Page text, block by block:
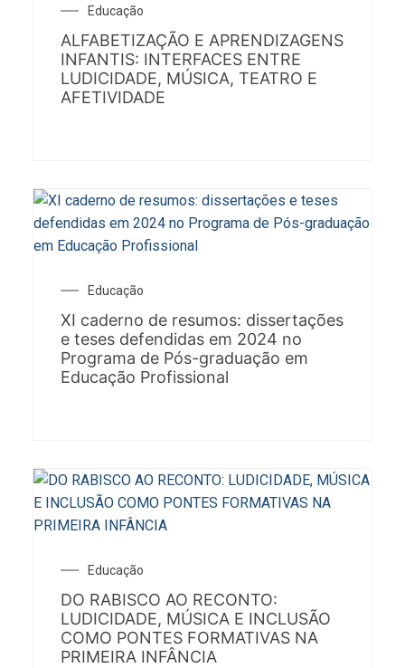
Educação
ALFABETIZAÇÃO E APRENDIZAGENS
INFANTIS: INTERFACES ENTRE
LUDICIDADE, MÚSICA, TEATRO E
AFETIVIDADE
Educação
XI caderno de resumos: dissertações
e teses defendidas em 2024 no
Programa de Pós-graduação em
Educação Profissional
Educação
DO RABISCO AO RECONTO:
LUDICIDADE, MÚSICA E INCLUSÃO
COMO PONTES FORMATIVAS NA
PRIMEIRA INFÂNCIA